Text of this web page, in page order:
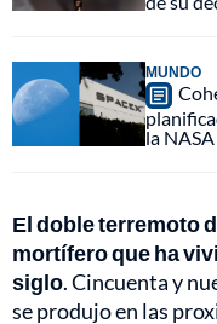
MUNDO
la NASA
El doble terremoto
mortífero que ha
siglo. Cincuenta y
se produjo en las